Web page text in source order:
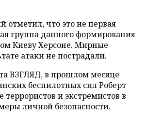
отметил, что это не первая
группа данного формирования
Киеву Херсоне. Мирные
атаки не пострадали.
ВЗГЛЯД, в прошлом месяце
беспилотных сил Роберт
террористов и экстремистов в
личной безопасности.